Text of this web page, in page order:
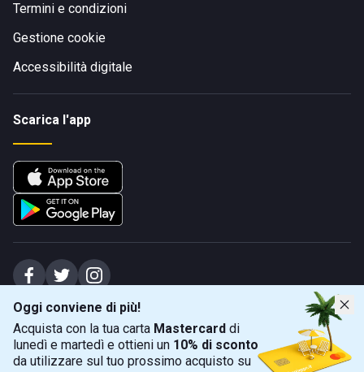
Oggi conviene di più!
Acquista con la tua carta Mastercard di
lunedì e martedì e ottieni un 10% di sconto
da utilizzare sul tuo prossimo acquisto su
Termini e condizioni
Gestione cookie
Accessibilità digitale
Scarica l'app
Spiagge Srl - Sede legale: Via Marecchiese 48, 47923 Rimini (RN), IT -
capitale sociale Euro 31245,57 - Iscritta al registro delle imprese di Rimini
Sede operativa: Via Flaminia 180, 47924 Rimini (RN), IT
+39 0541 772375
info@spiagge.it - p.i./c.f. 04536640404